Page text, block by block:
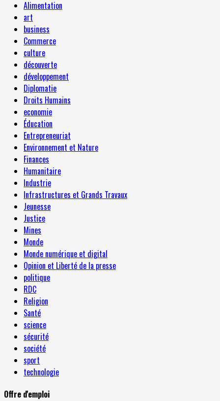
Alimentation
art
business
Commerce
culture
découverte
développement
Diplomatie
Droits Humains
economie
Éducation
Entrepreneuriat
Environnement et Nature
Finances
Humanitaire
Industrie
Infrastructures et Grands Travaux
Jeunesse
Justice
Mines
Monde
Monde numérique et digital
Opinion et Liberté de la presse
politique
RDC
Religion
Santé
science
sécurité
société
sport
technologie
Offre d'emploi